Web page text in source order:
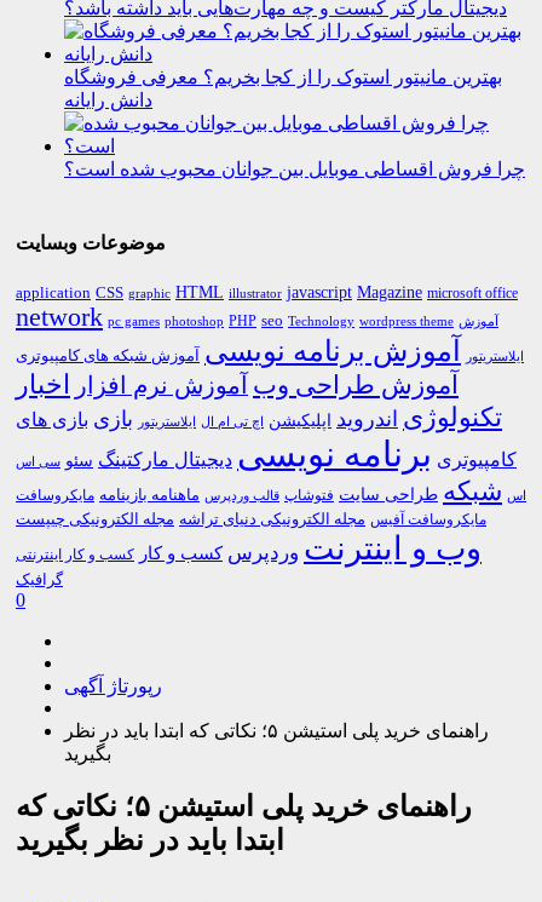
دیجیتال مارکتر کیست و چه مهارت‌هایی باید داشته باشد؟
بهترین مانیتور استوک را از کجا بخریم؟ معرفی فروشگاه
دانش رایانه
چرا فروش اقساطی موبایل بین جوانان محبوب شده است؟
موضوعات وبسایت
application CSS graphic HTML illustrator javascript Magazine microsoft office
network pc games photoshop PHP seo Technology wordpress theme آموزش
ایلاستریتور آموزش برنامه نویسی آموزش شبکه های کامپیوتری
آموزش طراحی وب آموزش نرم افزار اخبار
تکنولوژی اندروید اپلیکیشن اچ تی ام ال ایلاستریتور بازی بازی های
کامپیوتری برنامه نویسی دیجیتال مارکتینگ سئو سی اس
اس شبکه طراحی سایت فتوشاپ قالب وردپرس ماهنامه بازینامه مایکروسافت
مایکروسافت آفیس مجله الکترونیکی دنیای تراشه مجله الکترونیکی چیپست
وب و اینترنت وردپرس کسب و کار کسب و کار اینترنتی
گرافیک
0
رپورتاژ آگهی
راهنمای خرید پلی استیشن ۵؛ نکاتی که ابتدا باید در نظر
بگیرید
راهنمای خرید پلی استیشن ۵؛ نکاتی که
ابتدا باید در نظر بگیرید